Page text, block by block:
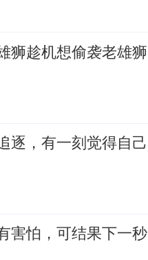
狮趁机想偷袭老雄狮
逐，有一刻觉得自己
害怕，可结果下一秒